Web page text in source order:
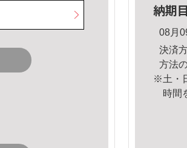
納期
08月
決済
方法
※土・
時間